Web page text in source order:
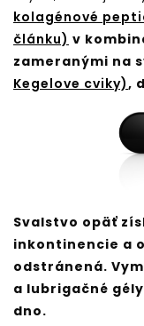
kolagénové
článku) v
zameranými na
Kegelove cviky),
Svalstvo opäť
inkontinencie a
odstránená.
a lubrigačné
dno.